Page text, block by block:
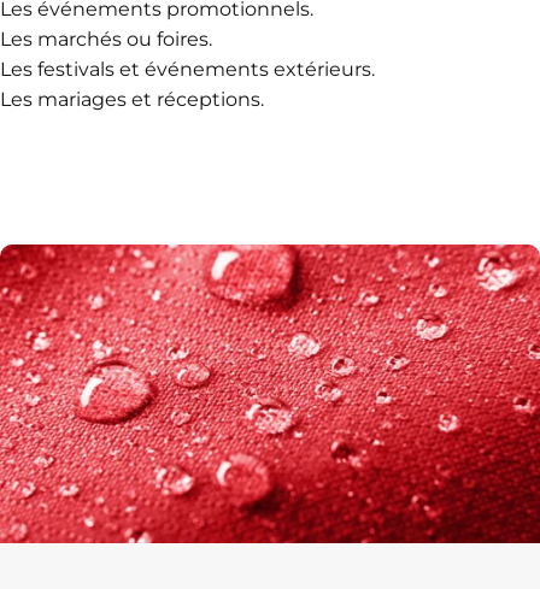
Les événements promotionnels.
Les marchés ou foires.
Les festivals et événements extérieurs.
Les mariages et réceptions.